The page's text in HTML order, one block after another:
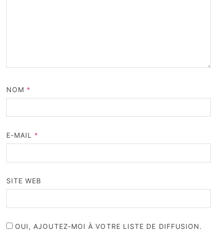
NOM *
E-MAIL *
SITE WEB
OUI, AJOUTEZ-MOI À VOTRE LISTE DE DIFFUSION.